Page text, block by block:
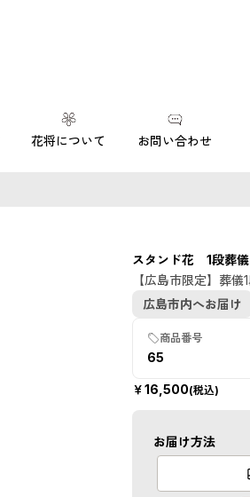
花将について お問い合わせ
スタンド花 1段葬儀
【広島市限定】葬
広島市内へお届け
商品番号
65
￥16,500(税込)
お届け方法